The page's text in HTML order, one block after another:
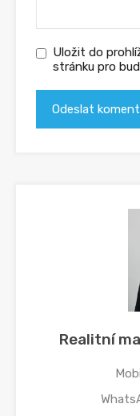
Uložit do
stránku pro
Realitní